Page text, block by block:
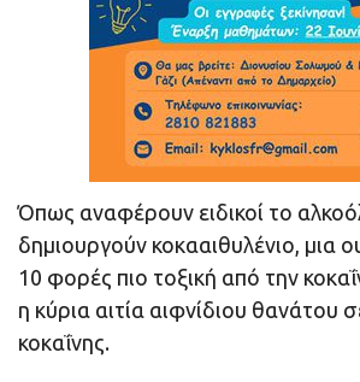
Όπως αναφέρουν ειδικοί το
δημιουργούν κοκααιθυλένιο, μια
10 φορές πιο τοξική από την
η κύρια αιτία αιφνίδιου θανάτου
κοκαΐνης.